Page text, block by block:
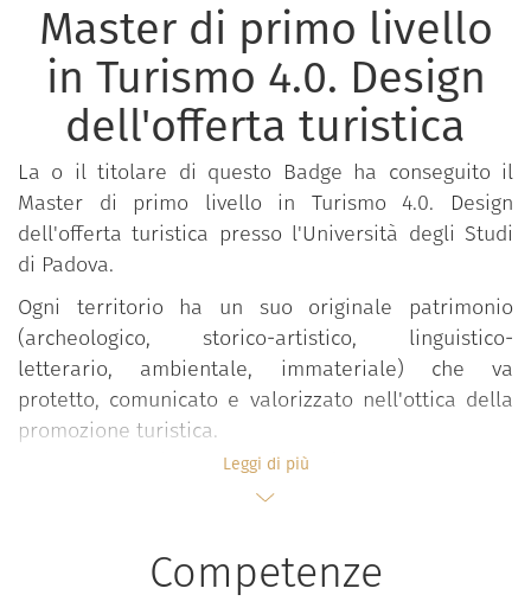
Master di primo livello
in Turismo 4.0. Design
dell'offerta turistica
La o il titolare di questo Badge ha conseguito il
Master di primo livello in Turismo 4.0. Design
dell'offerta turistica presso l'Università degli Studi
di Padova.
Ogni territorio ha un suo originale patrimonio
(archeologico, storico-artistico, linguistico-
letterario, ambientale, immateriale) che va
protetto, comunicato e valorizzato nell'ottica della
promozione turistica.
Obiettivo principale del Master è la formazione di
figure professionali in grado di affiancare
organizzativi e nell'innovazione di prodotto, con la
consapevolezza di operare con un approccio
Leggi di più
Competenze